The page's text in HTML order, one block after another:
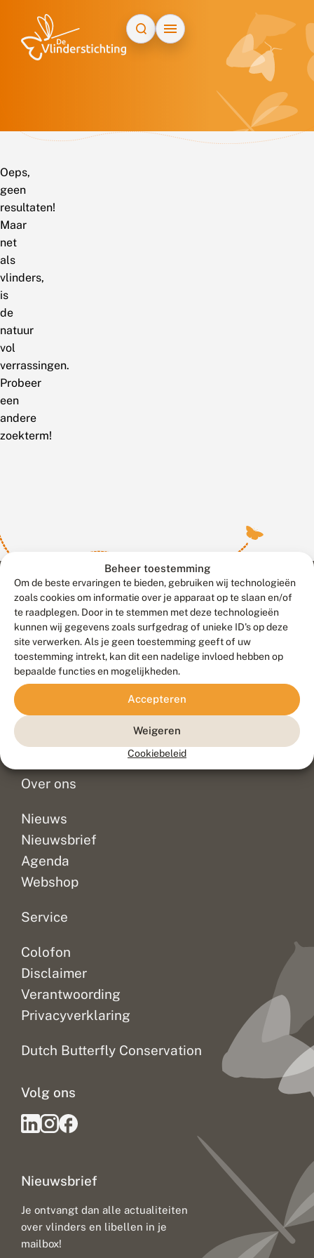
Beheer toestemming
Om de beste ervaringen te bieden, gebruiken wij technologieën
zoals cookies om informatie over je apparaat op te slaan en/of
te raadplegen. Door in te stemmen met deze technologieën
kunnen wij gegevens zoals surfgedrag of unieke ID's op deze
site verwerken. Als je geen toestemming geeft of uw
toestemming intrekt, kan dit een nadelige invloed hebben op
bepaalde functies en mogelijkheden.
Accepteren
Weigeren
Cookiebeleid
Oeps,
geen
resultaten!
Maar
net
als
vlinders,
is
de
natuur
vol
verrassingen.
Probeer
een
andere
zoekterm!
Contact
Veelgestelde vragen
Doneer
Over ons
Nieuws
Nieuwsbrief
Agenda
Webshop
Service
Colofon
Disclaimer
Verantwoording
Privacyverklaring
Dutch Butterfly Conservation
Nieuwsbrief
Je ontvangt dan alle actualiteiten
over vlinders en libellen in je
mailbox!
Volg ons
Meld waarnemingen© 2026 Vlinderstichting
Duurzaam ontwikkeld door
Go2People
, ontworpen door
Blue Field Agency
Privacy
Disclaimer
Sitemap